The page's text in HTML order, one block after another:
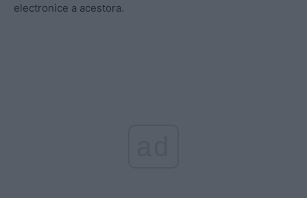
electronice a acestora.